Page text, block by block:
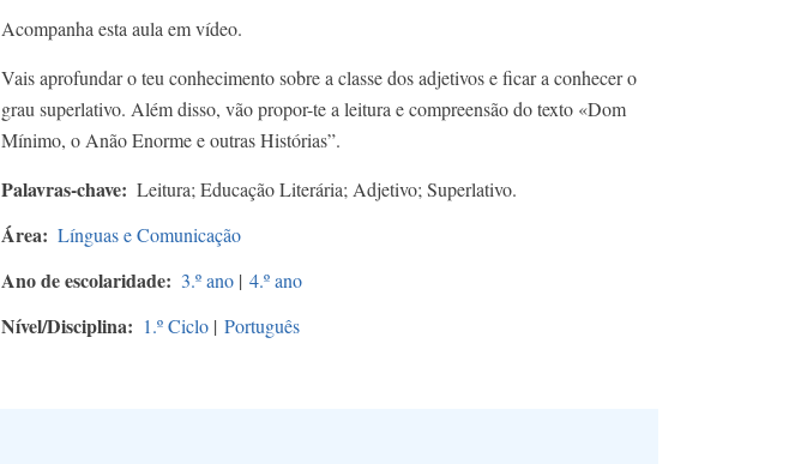
Acompanha esta aula em vídeo.
Vais aprofundar o teu conhecimento sobre a classe dos adjetivos e ficar a conhecer o
grau superlativo. Além disso, vão propor-te a leitura e compreensão do texto «Dom
Mínimo, o Anão Enorme e outras Histórias”.
Palavras-chave Leitura; Educação Literária; Adjetivo; Superlativo.
Área Línguas e Comunicação
Ano de escolaridade 3.º ano | 4.º ano
Nível/Disciplina 1.º Ciclo | Português